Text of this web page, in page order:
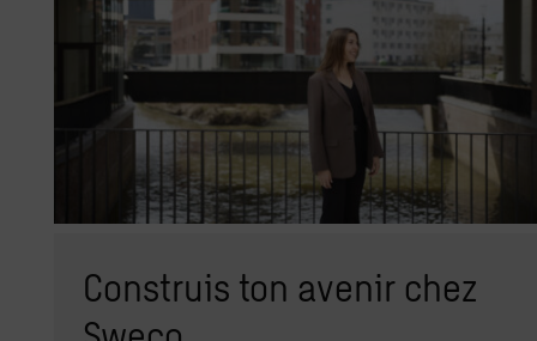
Construis ton avenir chez